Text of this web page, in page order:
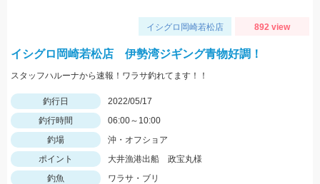
イシグロ岡崎若松店 892 view
イシグロ岡崎若松店 伊勢湾ジギング青物好調！
スタッフハルーナから速報！ワラサ釣れてます！！
釣行日
2022/05/17
釣行時間
06:00～10:00
釣場
沖・オフショア
ポイント
大井漁港出船 政宝丸様
釣魚
ワラサ・ブリ